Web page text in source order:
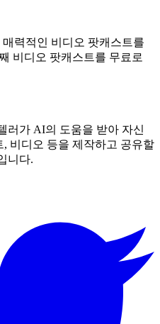
력적인 비디오 팟캐스트를
비디오 팟캐스트를 무료로
러가 AI의 도움을 받아 자신
비디오 등을 제작하고 공유할
니다.